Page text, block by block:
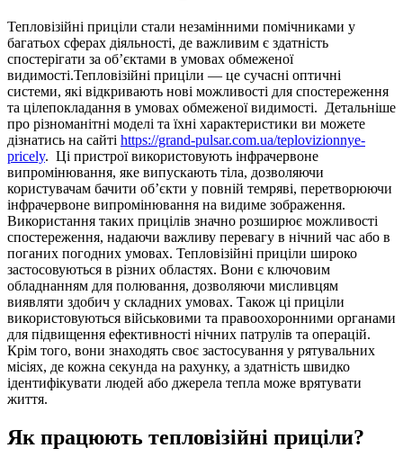
Тепловізійні приціли стали незамінними помічниками у
багатьох сферах діяльності, де важливим є здатність
спостерігати за об’єктами в умовах обмеженої
видимості.Тепловізійні приціли — це сучасні оптичні
системи, які відкривають нові можливості для спостереження
та цілепокладання в умовах обмеженої видимості. Детальніше
про різноманітні моделі та їхні характеристики ви можете
дізнатись на сайті https://grand-pulsar.com.ua/teplovizionnye-
pricely. Ці пристрої використовують інфрачервоне
випромінювання, яке випускають тіла, дозволяючи
користувачам бачити об’єкти у повній темряві, перетворюючи
інфрачервоне випромінювання на видиме зображення.
Використання таких прицілів значно розширює можливості
спостереження, надаючи важливу перевагу в нічний час або в
поганих погодних умовах. Тепловізійні приціли широко
застосовуються в різних областях. Вони є ключовим
обладнанням для полювання, дозволяючи мисливцям
виявляти здобич у складних умовах. Також ці приціли
використовуються військовими та правоохоронними органами
для підвищення ефективності нічних патрулів та операцій.
Крім того, вони знаходять своє застосування у рятувальних
місіях, де кожна секунда на рахунку, а здатність швидко
ідентифікувати людей або джерела тепла може врятувати
життя.
Як працюють тепловізійні приціли?